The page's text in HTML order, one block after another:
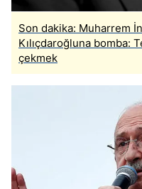
Son dakika: Muharrem
Kılıçdaroğluna bomba:
çekmek